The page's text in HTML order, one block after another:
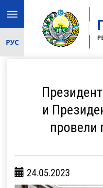
Toggle
navigation
РУС
и
провели
24.05.2023